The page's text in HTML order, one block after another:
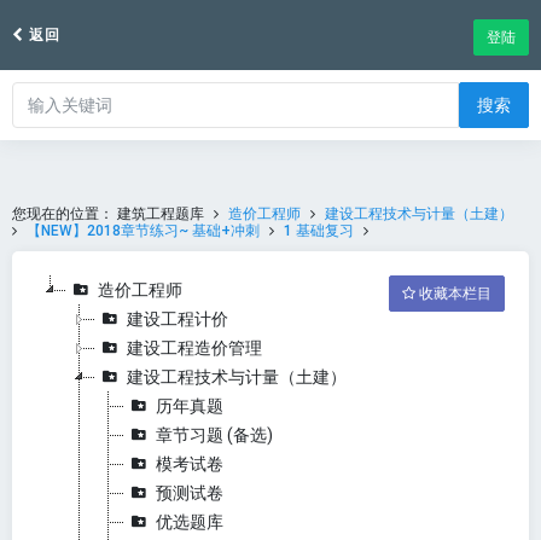
返回 登陆
搜索
您现在的位置： 建筑工程题库 造价工程师
建设工程技术与计量（土建）
【NEW】2018章节练习~ 基础+冲刺
1 基础复习
收藏本栏目
造价工程师
建设工程计价
建设工程造价管理
建设工程技术与计量（土建）
历年真题
章节习题 (备选)
模考试卷
预测试卷
优选题库